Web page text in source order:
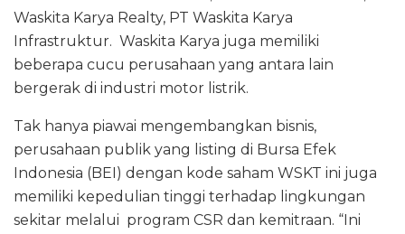
Waskita Karya Realty, PT Waskita Karya
Infrastruktur. Waskita Karya juga memiliki
beberapa cucu perusahaan yang antara lain
bergerak di industri motor listrik.
Tak hanya piawai mengembangkan bisnis,
perusahaan publik yang listing di Bursa Efek
Indonesia (BEI) dengan kode saham WSKT ini juga
memiliki kepedulian tinggi terhadap lingkungan
sekitar melalui program CSR dan kemitraan. “Ini